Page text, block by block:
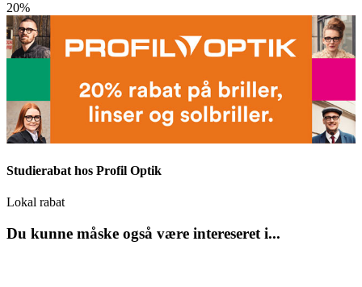
20%
Studierabat hos Profil Optik
Lokal rabat
Du kunne måske også være intereseret i...